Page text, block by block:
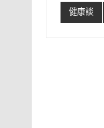
健康談